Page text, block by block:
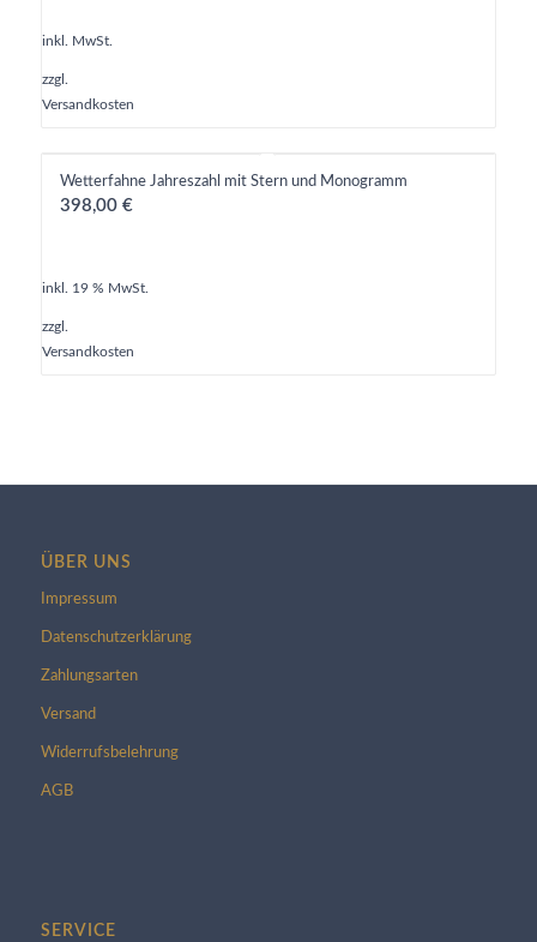
inkl. MwSt.
zzgl.
Versandkosten
Wetterfahne Jahreszahl mit Stern und Monogramm
398,00 €
inkl. 19 % MwSt.
zzgl.
Versandkosten
ÜBER UNS
Impressum
Datenschutzerklärung
Zahlungsarten
Versand
Widerrufsbelehrung
AGB
SERVICE